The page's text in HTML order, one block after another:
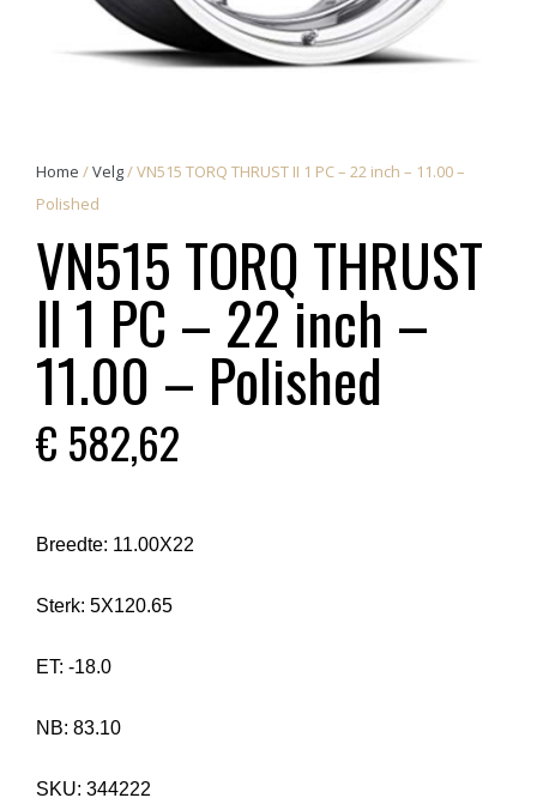
Home /Velg/ VN515 TORQ THRUST II 1 PC – 22 inch – 11.00 –
Polished
VN515 TORQ THRUST
II 1 PC – 22 inch –
11.00 – Polished
€ 582,62
Breedte: 11.00X22
Sterk: 5X120.65
ET: -18.0
NB: 83.10
SKU: 344222